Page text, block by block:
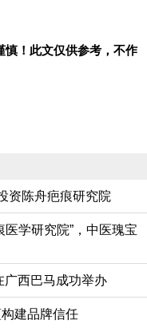
慎！此文仅供参考，不作
资陈舟疤痕研究院
学研究院”，中医瑰宝
广西巴马成功举办
建品牌信任